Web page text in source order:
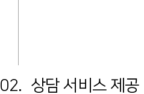
02. 상담 서비스 제공